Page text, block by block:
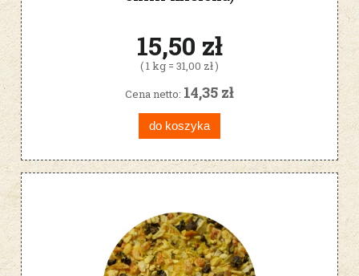
15,50 zł
( 1 kg = 31,00 zł )
Cena netto: 14,35 zł
do koszyka